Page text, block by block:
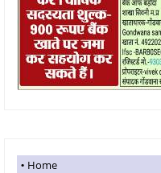
Home